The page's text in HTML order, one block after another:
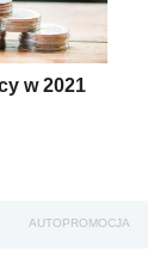
w 2021
AUTOPROMOCJA